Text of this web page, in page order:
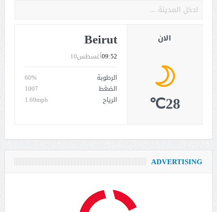
Beirut
أغسطس1009:52
الرطوبة
60%
الضغط
1007
الرياح
1.69mph
الان
28℃
ADVERTISING